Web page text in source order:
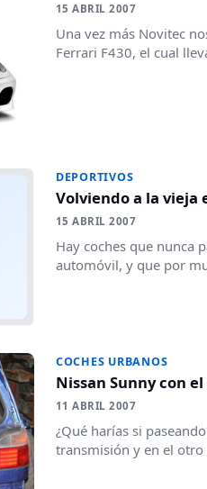
15 ABRIL 2007
Una vez más Novitec
Ferrari F430, el cual
DEPORTIVOS
Volviendo a la vieja
15 ABRIL 2007
Hay coches que nunca
automóvil, y que por
COCHES URBANOS
Nissan Sunny con
11 ABRIL 2007
¿Qué harías si
transmisión y en el otro